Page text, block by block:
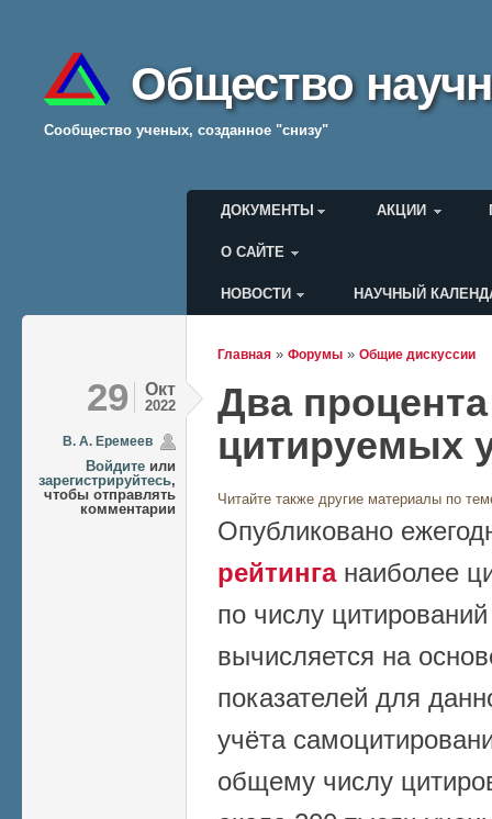
Общество
Cообщество ученых, созданное "снизу"
Главное меню
ДОКУМЕНТЫ АКЦИИ
О САЙТЕ
Меню пользователя
НОВОСТИ НАУЧНЫЙ
Главная » Форумы » Общие дискуссии
29 Окт
2022
В. А. Еремеев
Войдите или
зарегистрируйтесь,
чтобы отправлять
комментарии
Два
цитируемых
Читайте также другие материалы по
Опубликовано
рейтинга наиболее
по числу
вычисляется на
показателей для
учёта
общему числу